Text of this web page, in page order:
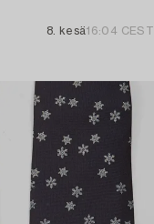
8. kesä16:04 CEST